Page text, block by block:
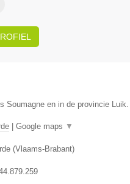
Soumagne en in de provincie Luik.
| Google maps ▼
(Vlaams-Brabant)